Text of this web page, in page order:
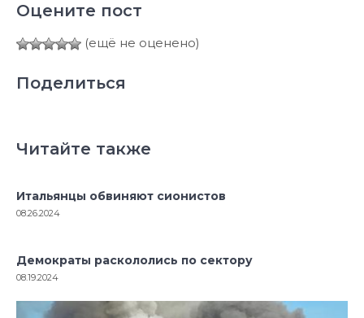
Оцените пост
(ещё не оценено)
Поделиться
Читайте также
Итальянцы обвиняют сионистов
08.26.2024
Демократы раскололись по сектору
08.19.2024